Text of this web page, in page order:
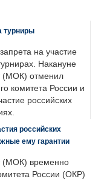
турниры
на участие
Накануне
(МОК) отменил
комитета России и
российских
российских
ему гарантии
(МОК) временно
России (ОКР)